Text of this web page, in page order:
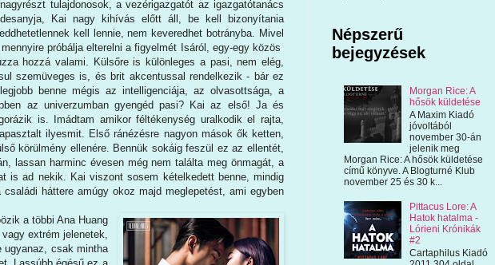
tulajdonosok, a vezérigazgatót az igazgatótanács
Kai nagy kihívás előtt áll, be kell bizonyítania
kell lennie, nem keveredhet botrányba. Mivel
próbálja elterelni a figyelmét Isáról, egy-egy közös
hozzá valami. Külsőre is különleges a pasi, nem elég,
szemüveges is, és brit akcentussal rendelkezik - bár ez
benne mégis az intelligenciája, az olvasottsága, a
az univerzumban gyengéd pasi? Kai az első! Ja és
is. Imádtam amikor féltékenység uralkodik el rajta,
ilyesmit. Első ránézésre nagyon mások ők ketten,
körülmény ellenére. Bennük sokáig feszül ez az ellentét,
lassan harminc évesen még nem találta meg önmagát, a
is ad nekik. Kai viszont sosem kételkedett benne, mindig
háttere amúgy okoz majd meglepetést, ami egyben
a többi Ana Huang
extrém jelenetek,
ugyanaz, csak mintha
Népszerű
bejegyzések
Morgan Rice: A
hősök küldetése
A Maxim Kiadó
jóvoltából
november 30-án
jelenik meg
Morgan Rice: A hősök küldetése
című könyve. A Blogturné Klub
november 25 és 30 k...
Pittacus Lore: A
Hatok hatalma -
Lórieni Krónikák
#2
Cartaphilus Kiadó